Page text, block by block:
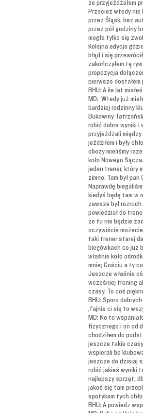
że przyjeżdżałem
Przecież wtedy nie
przez Śląsk, bez
przez pół godziny
mogła tylko się
Kolejna edycja
błąd i się
zakończyłem tę
propozycja
pierwsze
BHU: A ile lat
MD: Wtedy już
bardziej rodzinny
Bukowiny
robić dobre wyniki i
przyjeżdżali
jeździłem i były
obozy mieliśmy
koło Nowego
jeden trener, który
zimno. Tam był
Naprawdę
kiedyś będę tam w
zawsze był
powiedział do
że tu nie będzie
oczywiście
taki trener starej
biegówkach co już
właśnie koło
mnie; Gościu a ty
Jeszcze właśnie
wcześniej trening
czasy. To coś
BHU: Sporo
,fajnie ci się to
MD: No to
fizycznego i on od
chodziłem do
jeszcze takie
wspierali bo
jeszcze do dzisiaj
robić jakieś wyniki
najlepszy sprzęt,
jakoś się tam
spotykam tych
BHU: A powiedz